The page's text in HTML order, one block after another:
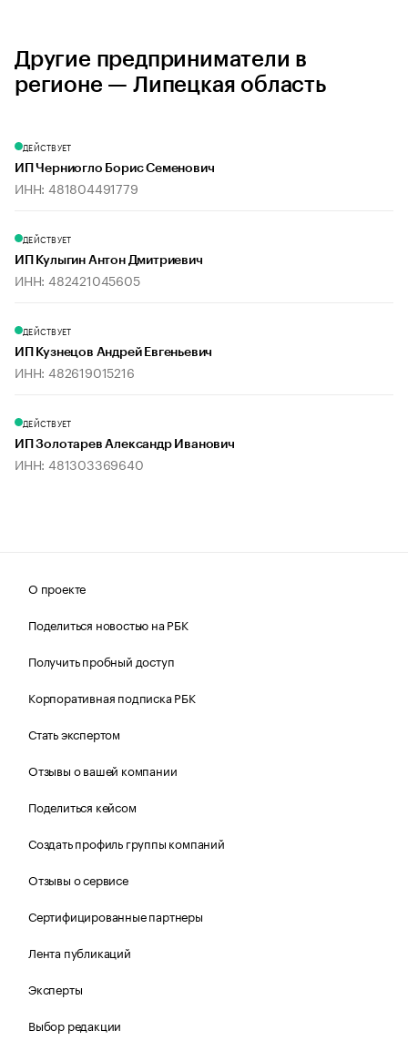
Другие предприниматели в
регионе — Липецкая область
ДЕЙСТВУЕТ
ИП Черниогло Борис Семенович
ИНН: 481804491779
ДЕЙСТВУЕТ
ИП Кулыгин Антон Дмитриевич
ИНН: 482421045605
ДЕЙСТВУЕТ
ИП Кузнецов Андрей Евгеньевич
ИНН: 482619015216
ДЕЙСТВУЕТ
ИП Золотарев Александр Иванович
ИНН: 481303369640
О проекте
Поделиться новостью на РБК
Получить пробный доступ
Корпоративная подписка РБК
Стать экспертом
Отзывы о вашей компании
Поделиться кейсом
Создать профиль группы компаний
Отзывы о сервисе
Сертифицированные партнеры
Лента публикаций
Эксперты
Выбор редакции